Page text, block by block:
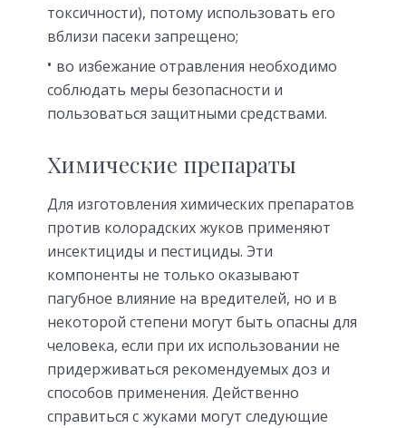
токсичности), потому использовать его
вблизи пасеки запрещено;
во избежание отравления необходимо
соблюдать меры безопасности и
пользоваться защитными средствами.
Химические препараты
Для изготовления химических препаратов
против колорадских жуков применяют
инсектициды и пестициды. Эти
компоненты не только оказывают
пагубное влияние на вредителей, но и в
некоторой степени могут быть опасны для
человека, если при их использовании не
придерживаться рекомендуемых доз и
способов применения. Действенно
справиться с жуками могут следующие